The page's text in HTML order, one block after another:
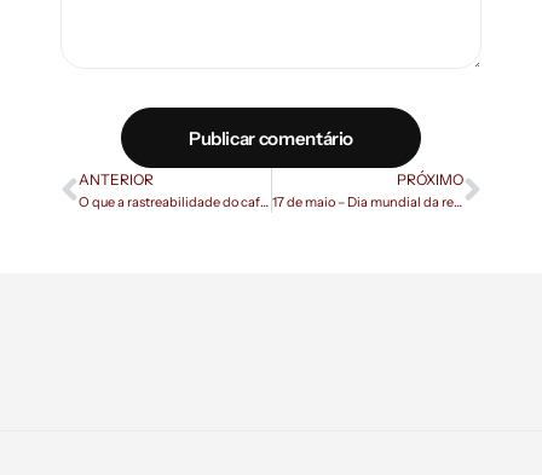
Publicar comentário
ANTERIOR
O que a rastreabilidade do café tem a ver com os trabalhadores?
PRÓXIMO
17 de maio – Dia mundial da reciclagem, vamos aprender a reutilizar a borra de café?